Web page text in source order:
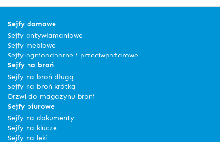
Sejfy domowe
Sejfy antywłamaniowe
Sejfy meblowe
Sejfy ognioodporne i przeciwpożarowe
Sejfy na broń
Sejfy na broń długą
Sejfy na broń krótką
Drzwi do magazynu broni
Sejfy biurowe
Sejfy na dokumenty
Sejfy na klucze
Sejfy na leki